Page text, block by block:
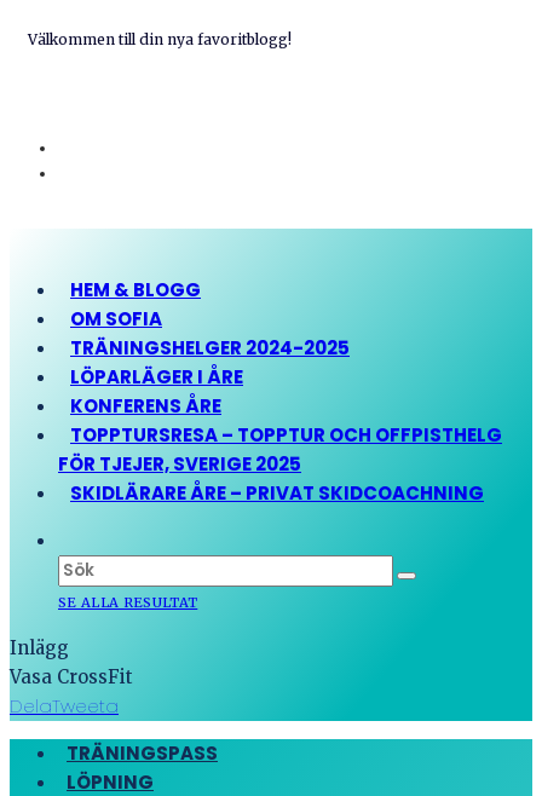
Välkommen till din nya favoritblogg!
HEM & BLOGG
OM SOFIA
TRÄNINGSHELGER 2024-2025
LÖPARLÄGER I ÅRE
KONFERENS ÅRE
TOPPTURSRESA – TOPPTUR OCH OFFPISTHELG
FÖR TJEJER, SVERIGE 2025
SKIDLÄRARE ÅRE – PRIVAT SKIDCOACHNING
SE ALLA RESULTAT
Inlägg
Vasa CrossFit
DelaTweeta
TRÄNINGSPASS
LÖPNING